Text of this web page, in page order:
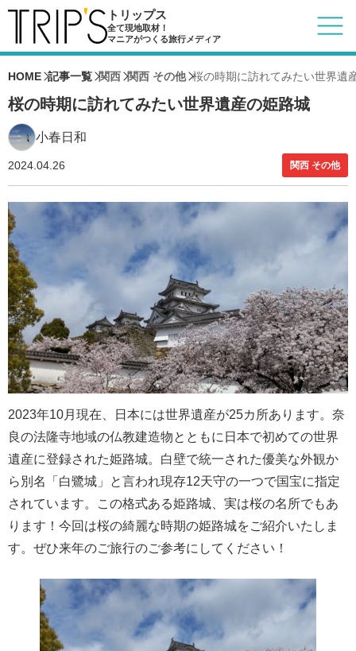
トリップス
全て現地取材！
マニアがつくる旅行メディア
HOME 記事一覧 関西 関西 その他 桜の時期に訪れてみたい世界遺
桜の時期に訪れてみたい世界遺産の姫路城
小春日和
関西 その他
2024.04.26
2023年10月現在、日本には世界遺産が25カ所あります。奈
良の法隆寺地域の仏教建造物とともに日本で初めての世界
遺産に登録された姫路城。白壁で統一された優美な外観か
ら別名「白鷺城」と言われ現存12天守の一つで国宝に指定
されています。この格式ある姫路城、実は桜の名所でもあ
ります！今回は桜の綺麗な時期の姫路城をご紹介いたしま
す。ぜひ来年のご旅行のご参考にしてください！